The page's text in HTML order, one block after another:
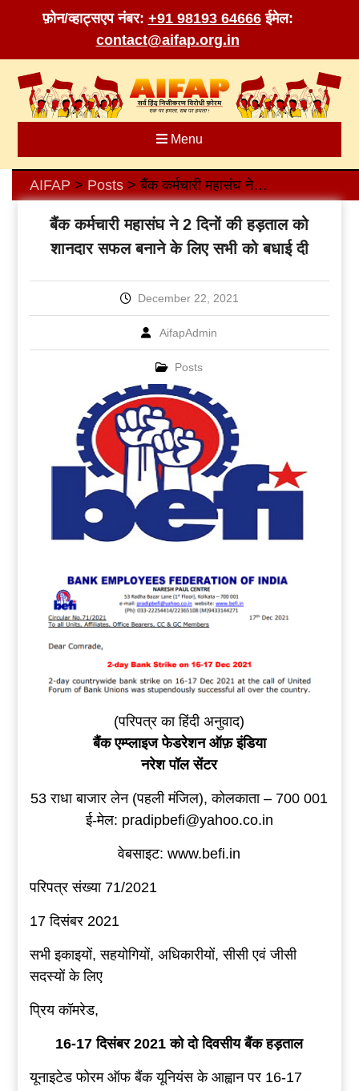
फ़ोन/व्हाट्सएप नंबर: +91 98193 64666 ईमेल:
contact@aifap.org.in
content
Menu
AIFAP > Posts> बैंक कर्मचारी महासंघ ने 2 दिनों की हड़ताल को शानदार सफल बनाने के लिए सभी को बधाई दी
बैंक कर्मचारी महासंघ ने 2 दिनों की हड़ताल को
शानदार सफल बनाने के लिए सभी को बधाई दी
December 22, 2021
AifapAdmin
Posts
(परिपत्र का हिंदी अनुवाद)
बैंक एम्प्लाइज फेडरेशन ऑफ़ इंडिया
नरेश पॉल सेंटर
53 राधा बाजार लेन (पहली मंजिल), कोलकाता – 700 001
ई-मेल: pradipbefi@yahoo.co.in
वेबसाइट: www.befi.in
परिपत्र संख्या 71/2021
17 दिसंबर 2021
सभी इकाइयों, सहयोगियों, अधिकारीयों, सीसी एवं जीसी
सदस्यों के लिए
प्रिय कॉमरेड,
16-17 दिसंबर 2021 को दो दिवसीय बैंक हड़ताल
यूनाइटेड फोरम ऑफ बैंक यूनियंस के आह्वान पर 16-17